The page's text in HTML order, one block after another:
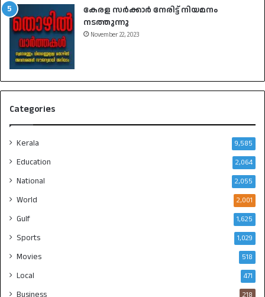
കേരള സർക്കാർ നേരിട്ട് നിയമനം
നടത്തുന്നു
November 22, 2023
Categories
Kerala 9,585
Education 2,064
National 2,055
World 2,001
Gulf 1,625
Sports 1,029
Movies 518
Local 471
218